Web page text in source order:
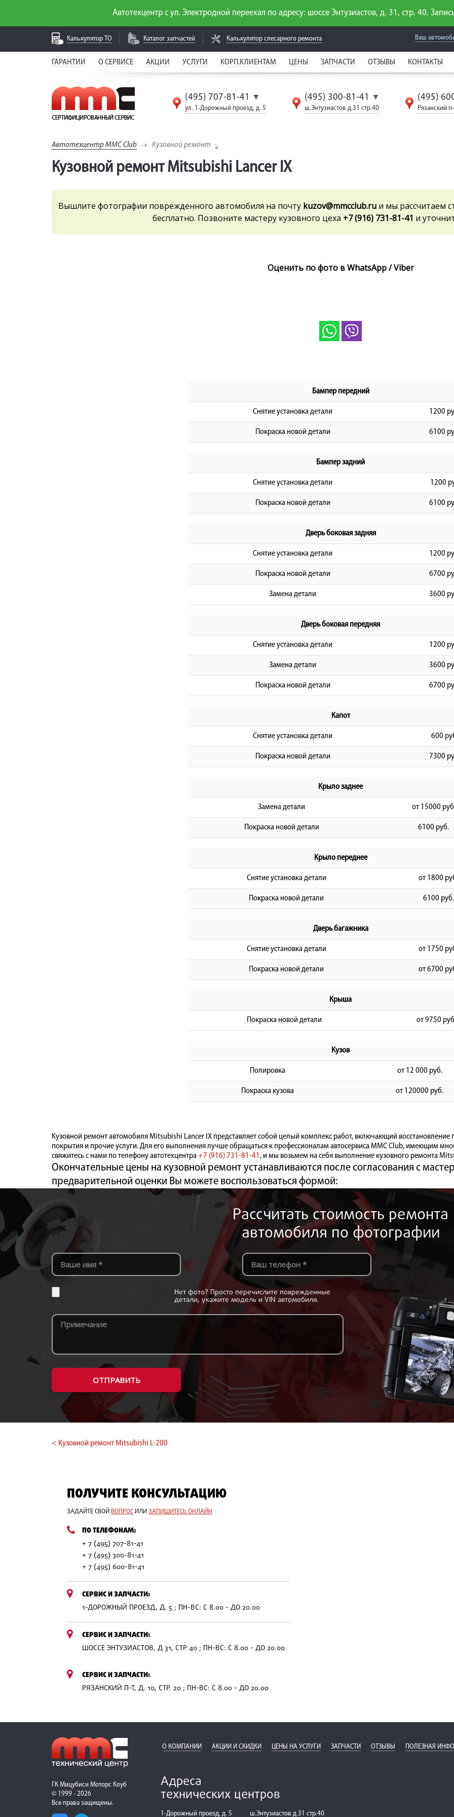
Автотехцентр с ул. Электродной переехал по адресу: шоссе Энтузиастов, д. 31, стр. 40.
Калькулятор ТО Каталог запчастей Калькулятор слесарного ремонта Ваш
ГАРАНТИИ О СЕРВИСЕ АКЦИИ УСЛУГИ КОРП.КЛИЕНТАМ ЦЕНЫ ЗАПЧАСТИ ОТЗЫВЫ КОНТАКТЫ
(495) 707-81-41 ▼
ул. 1-Дорожный проезд, д. 5
(495) 300-81-41 ▼
ш.Энтузиастов д.31 стр.40
(495)
Рязанский
Автотехцентр MMC Club Кузовной ремонт
Кузовной ремонт Mitsubishi Lancer IX
Вышлите фотографии поврежденного автомобиля на почту kuzov@mmcclub.ruи мы рассчитаем
бесплатно. Позвоните мастеру кузовного цеха +7 (916) 731-81-41 и
Оценить по фото в WhatsApp / Viber
Бампер передний
Снятие установка детали 1200
Покраска новой детали 6100
Бампер задний
Снятие установка детали 1200
Покраска новой детали 6100
Дверь боковая задняя
Снятие установка детали 1200
Покраска новой детали 6700
Замена детали 3600
Дверь боковая передняя
Снятие установка детали 1200
Замена детали 3600
Покраска новой детали 6700
Капот
Снятие установка детали 600
Покраска новой детали 7300
Крыло заднее
Замена детали от 15000
Покраска новой детали 6100 руб.
Крыло переднее
Снятие установка детали от 1800
Покраска новой детали 6100 руб.
Дверь багажника
Снятие установка детали от 1750
Покраска новой детали от 6700
Крыша
Покраска новой детали от 9750
Кузов
Полировка от 12 000 руб.
Покраска кузова от 120000 руб.
Кузовной ремонт автомобиля Mitsubishi Lancer IX представляет собой целый комплекс работ, включающий восстановление
покрытия и прочие услуги. Для его выполнения лучше обращаться к профессионалам автосервиса MMC Club, имеющим
свяжитесь с нами по телефону автотехцентра+7 (916) 731-81-41 , и мы возьмем на себя выполнение кузовного ремонта
Окончательные цены на кузовной ремонт устанавливаются после согласования с
предварительной оценки Вы можете воспользоваться формой:
Рассчитать стоимость ремонта
автомобиля по фотографии
Нет фото? Просто перечислите поврежденные
детали, укажите модель и VIN автомобиля.
ОТПРАВИТЬ
< Кузовной ремонт Mitsubishi L-200
ПОЛУЧИТЕ КОНСУЛЬТАЦИЮ
ЗАДАЙТЕ СВОЙВОПРОС ИЛИЗАПИШИТЕСЬ ОНЛАЙН
ПО ТЕЛЕФОНАМ:
+ 7 (495) 707-81-41
+ 7 (495) 300-81-41
+ 7 (495) 600-81-41
СЕРВИС И ЗАПЧАСТИ:
1-ДОРОЖНЫЙ ПРОЕЗД, Д. 5 ; ПН-ВС: С 8.00 - ДО 20.00
СЕРВИС И ЗАПЧАСТИ:
ШОССЕ ЭНТУЗИАСТОВ, Д 31, СТР 40 ; ПН-ВС: С 8.00 - ДО 20.00
СЕРВИС И ЗАПЧАСТИ:
РЯЗАНСКИЙ П-Т, Д. 10, СТР. 20 ; ПН-ВС: С 8.00 - ДО 20.00
О КОМПАНИИ АКЦИИ И СКИДКИ ЦЕНЫ НА УСЛУГИ ЗАПЧАСТИ ОТЗЫВЫ ПОЛЕЗНАЯ
ГК Мицубиси Моторс Клуб
© 1999 - 2026
Все права защищены.
Адреса
технических центров
1-Дорожный проезд, д. 5 ш.Энтузиастов д.31 стр.40